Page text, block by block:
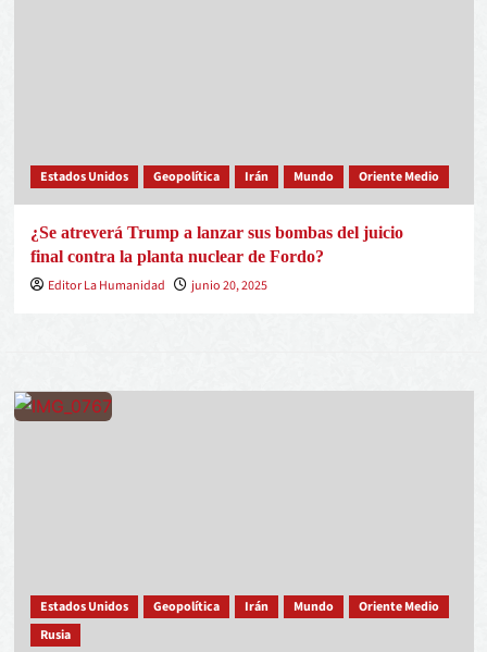
Estados Unidos Geopolítica Irán Mundo Oriente Medio
¿Se atreverá Trump a lanzar sus bombas del juicio
final contra la planta nuclear de Fordo?
Editor La Humanidad
junio 20, 2025
Estados Unidos Geopolítica Irán Mundo
Oriente Medio
Rusia